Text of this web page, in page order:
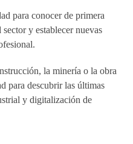
para conocer de primera
y establecer nuevas
la minería o la obra
para descubrir las últimas
y digitalización de